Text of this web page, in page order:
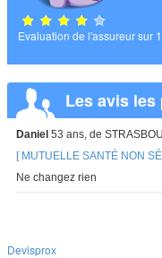
Evaluation de l'assureur sur
Les avis
Daniel53 ans, de
MUTUELLE SANTÉ NON
Ne changez rien
Devisprox